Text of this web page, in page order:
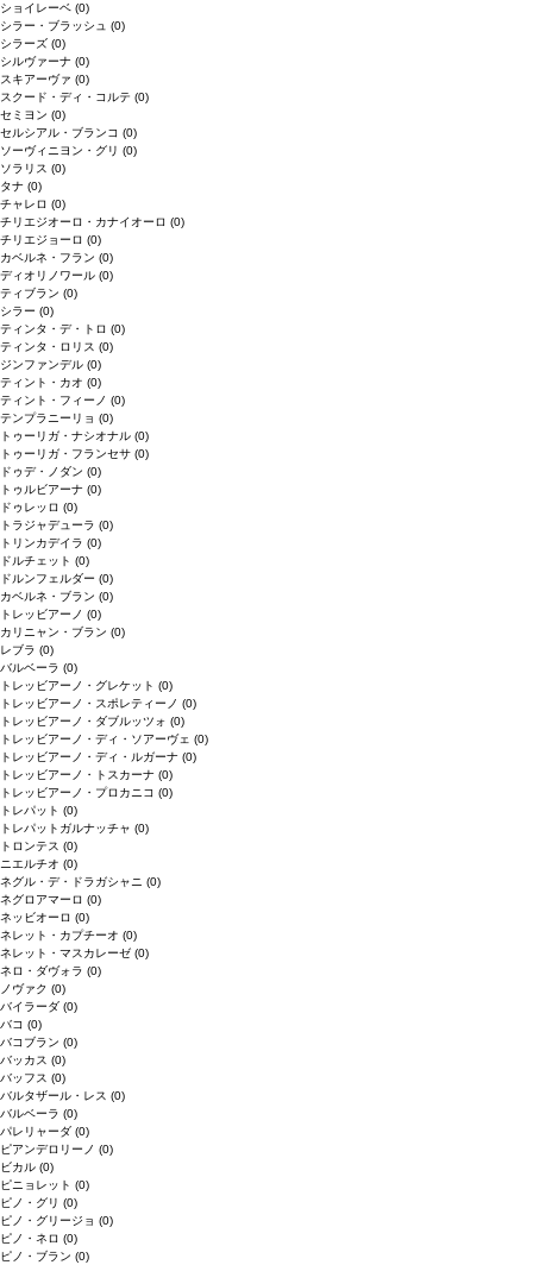
ショイレーベ (0)
シラー・ブラッシュ (0)
シラーズ (0)
シルヴァーナ (0)
スキアーヴァ (0)
スクード・ディ・コルテ (0)
セミヨン (0)
セルシアル・ブランコ (0)
ソーヴィニヨン・グリ (0)
ソラリス (0)
タナ (0)
チャレロ (0)
チリエジオーロ・カナイオーロ (0)
チリエジョーロ (0)
カベルネ・フラン (0)
ディオリノワール (0)
ティブラン (0)
シラー (0)
ティンタ・デ・トロ (0)
ティンタ・ロリス (0)
ジンファンデル (0)
ティント・カオ (0)
ティント・フィーノ (0)
テンプラニーリョ (0)
トゥーリガ・ナシオナル (0)
トゥーリガ・フランセサ (0)
ドゥデ・ノダン (0)
トゥルビアーナ (0)
ドゥレッロ (0)
トラジャデューラ (0)
トリンカデイラ (0)
ドルチェット (0)
ドルンフェルダー (0)
カベルネ・ブラン (0)
トレッビアーノ (0)
カリニャン・ブラン (0)
レブラ (0)
バルベーラ (0)
トレッビアーノ・グレケット (0)
トレッビアーノ・スポレティーノ (0)
トレッビアーノ・ダブルッツォ (0)
トレッビアーノ・ディ・ソアーヴェ (0)
トレッビアーノ・ディ・ルガーナ (0)
トレッビアーノ・トスカーナ (0)
トレッビアーノ・プロカニコ (0)
トレパット (0)
トレパットガルナッチャ (0)
トロンテス (0)
ニエルチオ (0)
ネグル・デ・ドラガシャニ (0)
ネグロアマーロ (0)
ネッビオーロ (0)
ネレット・カプチーオ (0)
ネレット・マスカレーゼ (0)
ネロ・ダヴォラ (0)
ノヴァク (0)
バイラーダ (0)
バコ (0)
バコブラン (0)
バッカス (0)
バッフス (0)
バルタザール・レス (0)
バルベーラ (0)
パレリャーダ (0)
ピアンデロリーノ (0)
ビカル (0)
ピニョレット (0)
ピノ・グリ (0)
ピノ・グリージョ (0)
ピノ・ネロ (0)
ピノ・ブラン (0)